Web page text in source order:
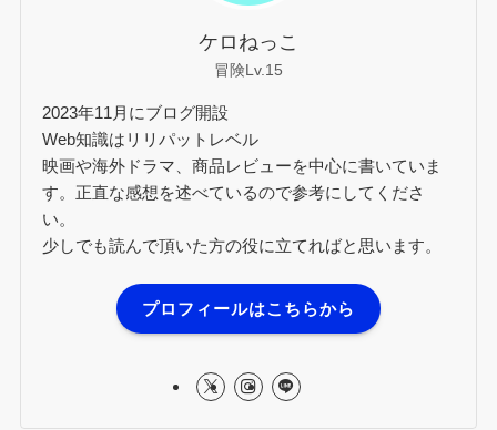
ケロねっこ
冒険Lv.15
2023年11月にブログ開設
Web知識はリリパットレベル
映画や海外ドラマ、商品レビューを中心に書いていま
す。正直な感想を述べているので参考にしてくださ
い。
少しでも読んで頂いた方の役に立てればと思います。
プロフィールはこちらから